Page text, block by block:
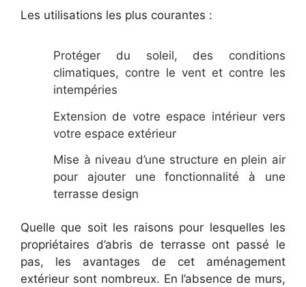
Les utilisations les plus courantes :
Protéger du soleil, des conditions
climatiques, contre le vent et contre les
intempéries
Extension de votre espace intérieur vers
votre espace extérieur
Mise à niveau d’une structure en plein air
pour ajouter une fonctionnalité à une
terrasse design
Quelle que soit les raisons pour lesquelles les
propriétaires d’abris de terrasse ont passé le
pas, les avantages de cet aménagement
extérieur sont nombreux. En l’absence de murs,